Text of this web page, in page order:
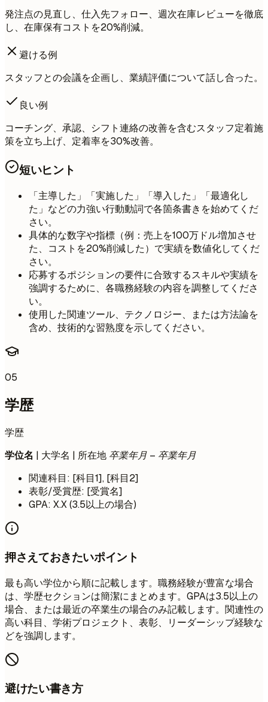
発注点の見直し、仕入先フォロー、週次在庫レビューを徹底
し、在庫保有コストを20%削減。
避ける例
スタッフとの会議を企画し、業績評価について話し合った。
良い例
コーチング、承認、シフト連絡の改善を含むスタッフ定着施
策を立ち上げ、定着率を30%改善。
短いヒント
「主導した」「実施した」「導入した」「最適化し
た」などの力強い行動動詞で各箇条書きを始めてくだ
さい。
具体的な数字や指標（例：売上を100万ドル増加させ
た、コストを20%削減した）で実績を数値化してくだ
さい。
応募するポジションの要件に合致するスキルや実績を
強調するために、各職務経験の内容を調整してくださ
い。
使用した関連ツール、テクノロジー、または方法論を
含め、技術的な習熟度を示してください。
05
学歴
学歴
学位名 | 大学名 | 所在地 卒業年月 – 卒業年月
関連科目: [科目1], [科目2]
表彰/受賞歴: [受賞名]
GPA: X.X (3.5以上の場合)
押さえておきたいポイント
最も高い学位から順に記載します。職務経験が豊富な場合
は、学歴セクションは簡潔にまとめます。GPAは3.5以上の
場合、または最近の卒業生の場合のみ記載します。関連性の
高い科目、学術プロジェクト、表彰、リーダーシップ経験な
どを強調します。
避けたい書き方